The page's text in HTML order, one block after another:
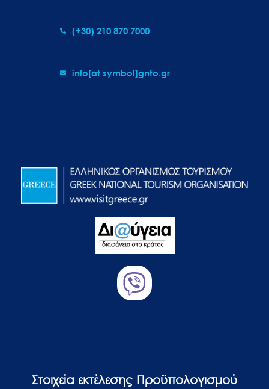
(+30) 210 870 7000
info[at symbol]gnto.gr
Στοιχεία εκτέλεσης Προϋπολογισμού